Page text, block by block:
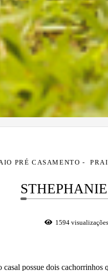
PRÉ CASAMENTO
1594 visualizações
possue dois